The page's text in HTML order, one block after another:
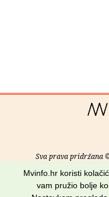
Sva prava pridržana
Mvinfo.hr koristi
vam pružio bolje